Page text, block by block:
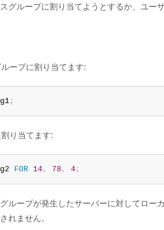
グループに割り当てようとするか、ユ
ープに割り当てます:
;
り当てます:
FOR 14, 78 , 4;
ループが発生したサーバーに対してロー
れません。